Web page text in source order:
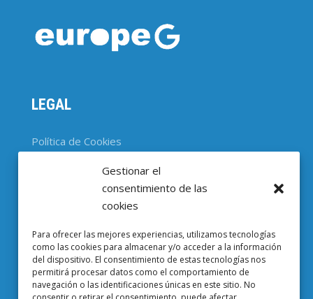
Gestionar el
consentimiento de las
cookies
Para ofrecer las mejores experiencias, utilizamos tecnologías
como las cookies para almacenar y/o acceder a la información
del dispositivo. El consentimiento de estas tecnologías nos
permitirá procesar datos como el comportamiento de
navegación o las identificaciones únicas en este sitio. No
LEGAL
Política de Cookies
CONTACTO
Baldiri i Reixac, 4-8, 08028 Barcelona
93 403 37 23
 Email EuropeG